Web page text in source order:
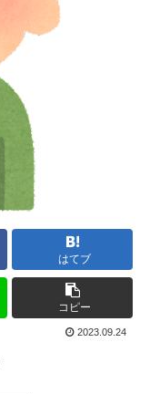
はてブ
コピー
2023.09.24